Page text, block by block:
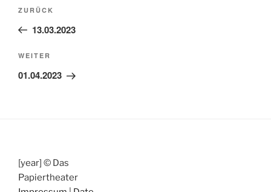
Vorheriger
Beitrag
ZURÜCK
13.03.2023
Nächster
Beitrag
WEITER
01.04.2023
[year] © Das
Papiertheater